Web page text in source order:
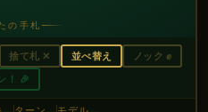
の手札
捨て札 ✕ 並べ替え ノック ✊
！ 🎉